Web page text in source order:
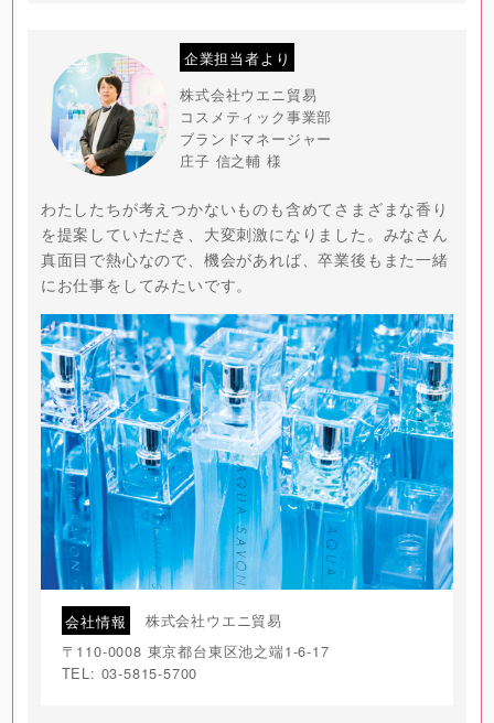
企業担当者より
株式会社ウエニ貿易
コスメティック事業部
ブランドマネージャー
庄子 信之輔 様
わたしたちが考えつかないものも含めてさまざまな香り
を提案していただき、大変刺激になりました。みなさん
真面目で熱心なので、機会があれば、卒業後もまた一緒
にお仕事をしてみたいです。
会社情報
株式会社ウエニ貿易
〒110-0008 東京都台東区池之端1-6-17
TEL: 03-5815-5700